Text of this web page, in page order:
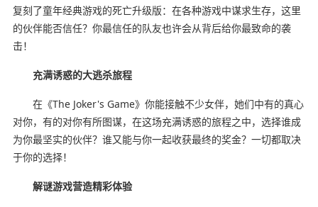
复刻了童年经典游戏的死亡升级版：在各种游戏中谋求生存，这里
的伙伴能否信任？你最信任的队友也许会从背后给你最致命的袭
击！
充满诱惑的大逃杀旅程
在《The Joker's Game》你能接触不少女伴，她们中有的真心
对你，有的对你有所图谋，在这场充满诱惑的旅程之中，选择谁成
为你最坚实的伙伴？谁又能与你一起收获最终的奖金？一切都取决
于你的选择！
解谜游戏营造精彩体验